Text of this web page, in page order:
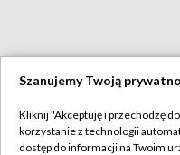
Szanujemy Twoją
Kliknij "Akceptuję i przechodzę
korzystanie z technologii
dostęp do informacji na Twoim